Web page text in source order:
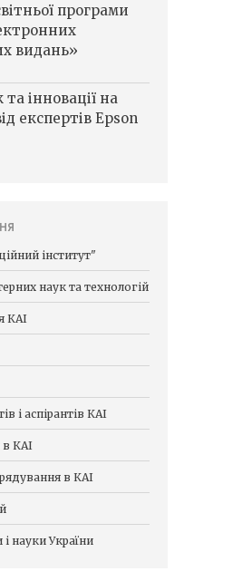
програми
видань»
інновації на
експертів Epson
інститут"
наук та технологій
КАІ
і аспірантів КАІ
КАІ
в КАІ
і науки України